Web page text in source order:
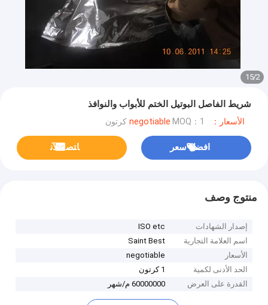
2
/
15
شريط الفاصل البوتيل الختم للأبواب والنوافذ
الأسعار：negotiable MOQ：1 كرتون
افضل سعر ﺎﺘﺼﻟ ﺍﻶﻧ
منتوج وصف
إصدار الشهادات
ISO etc
اسم العلامة التجارية
Saint Best
الأسعار
negotiable
الحد الأدنى لكمية
1 كرتون
القدرة على العرض
60000000 م/شهر